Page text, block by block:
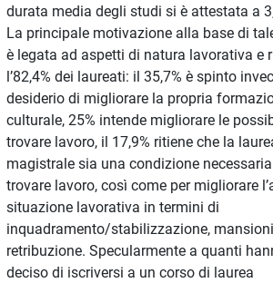
durata media degli studi si è attestata a
La principale motivazione alla base di
è legata ad aspetti di natura lavorativa e
l’82,4% dei laureati: il 35,7% è spinto
desiderio di migliorare la propria
culturale, 25% intende migliorare le
trovare lavoro, il 17,9% ritiene che la
magistrale sia una condizione
trovare lavoro, così come per migliorare
situazione lavorativa in termini di
inquadramento/stabilizzazione,
retribuzione. Specularmente a quanti
deciso di iscriversi a un corso di laurea